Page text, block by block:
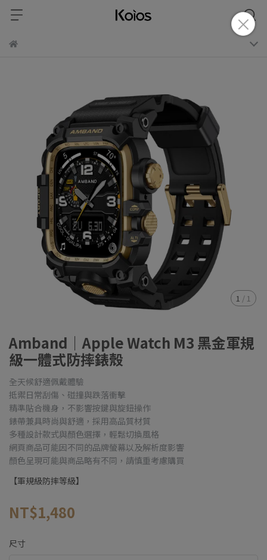
1 / 1
Amband｜Apple Watch M3 黑金軍規
級一體式防摔錶殼
全天候舒適佩戴體驗
抵禦日常刮傷、碰撞與跌落衝擊
精準貼合機身，不影響按鍵與旋鈕操作
錶帶兼具時尚與舒適，採用高品質材質
多種設計款式與顏色選擇，輕鬆切換風格
網頁商品可能因不同的品牌螢幕以及解析度影響
顏色呈現可能與商品略有不同，請慎重考慮購買
【軍規級防摔等級】
NT$1,480
尺寸